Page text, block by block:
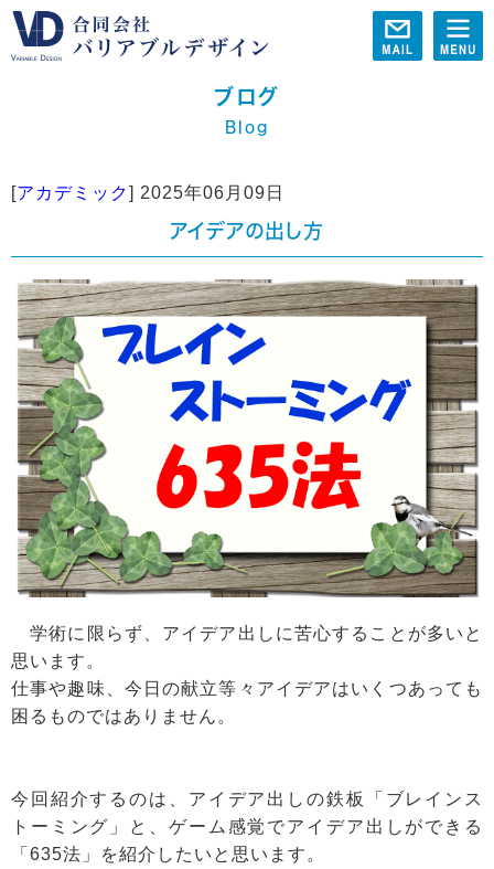
ブログ
Blog
[アカデミック] 2025年06月09日
アイデアの出し方
学術に限らず、アイデア出しに苦心することが多いと
思います。
仕事や趣味、今日の献立等々アイデアはいくつあっても
困るものではありません。
今回紹介するのは、アイデア出しの鉄板「ブレインス
トーミング」と、ゲーム感覚でアイデア出しができる
「635法」を紹介したいと思います。